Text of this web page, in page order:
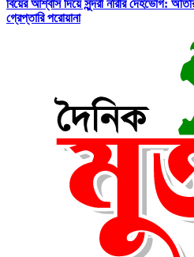
বিয়ের আশ্বাস দিয়ে সুন্দরী নরিীর দেহভোগ:
গ্রেপ্তারি পরোয়ানা